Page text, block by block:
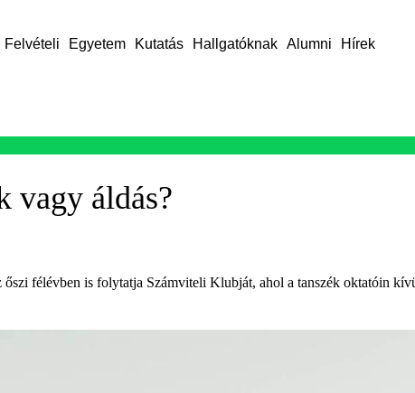
Felvételi Egyetem Kutatás Hallgatóknak Alumni Hírek
vagy áldás?
félévben is folytatja Számviteli Klubját, ahol a tanszék oktatóin